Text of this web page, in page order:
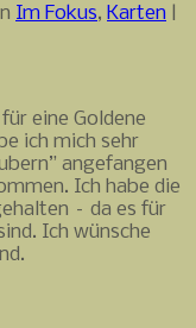
Im Fokus, Karten
eine Goldene
ich mich sehr
angefangen
Ich habe die
– da es für
Ich wünsche